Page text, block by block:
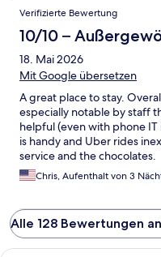
Verifizierte Bewertung
10/10 –
18. Mai 2026
Mit Google übersetzen
A great place to stay.
especially notable by staff
helpful (even with phone
is handy and Uber rides
service and the chocolates.
Chris, Aufenthalt von 3
Alle 128 Bewertungen